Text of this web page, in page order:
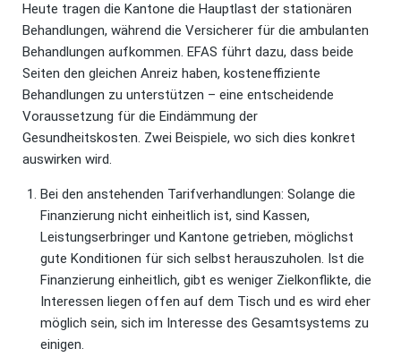
Heute tragen die Kantone die Hauptlast der stationären
Behandlungen, während die Versicherer für die ambulanten
Behandlungen aufkommen. EFAS führt dazu, dass beide
Seiten den gleichen Anreiz haben, kosteneffiziente
Behandlungen zu unterstützen – eine entscheidende
Voraussetzung für die Eindämmung der
Gesundheitskosten. Zwei Beispiele, wo sich dies konkret
auswirken wird.
Bei den anstehenden Tarifverhandlungen: Solange die
Finanzierung nicht einheitlich ist, sind Kassen,
Leistungserbringer und Kantone getrieben, möglichst
gute Konditionen für sich selbst herauszuholen. Ist die
Finanzierung einheitlich, gibt es weniger Zielkonflikte, die
Interessen liegen offen auf dem Tisch und es wird eher
möglich sein, sich im Interesse des Gesamtsystems zu
einigen.